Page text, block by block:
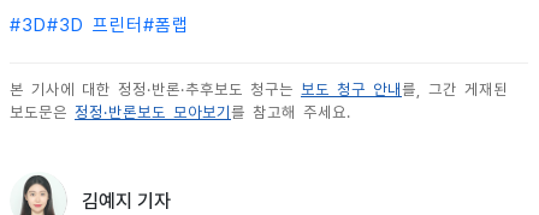
#3D#3D 프린터 #폼랩
본 기사에 대한 정정·반론·추후보도 청구는 보도 청구 안내 를, 그간 게재된
보도문은 정정·반론보도 모아보기 를 참고해 주세요.
김예지 기자